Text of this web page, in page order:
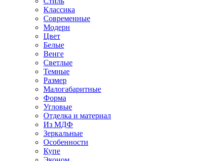
Классика
Современные
Модерн
Цвет
Белые
Венге
Светлые
Темные
Размер
Малогабаритные
Форма
Угловые
Отделка и материал
Из МДФ
Зеркальные
Особенности
Купе